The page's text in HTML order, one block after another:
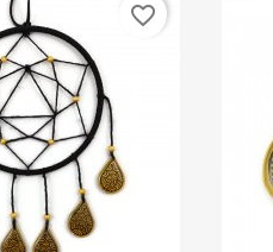
favorite_border